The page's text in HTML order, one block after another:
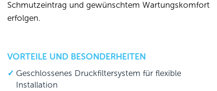
Schmutzeintrag und gewünschtem Wartungskomfort
erfolgen.
VORTEILE UND BESONDERHEITEN
Geschlossenes Druckfiltersystem für flexible
Installation